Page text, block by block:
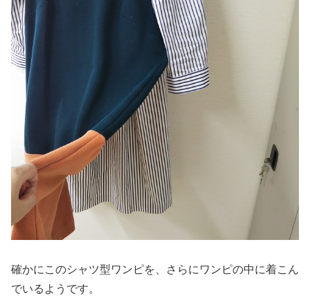
確かにこのシャツ型ワンピを、さらにワンピの中に着こん
でいるようです。